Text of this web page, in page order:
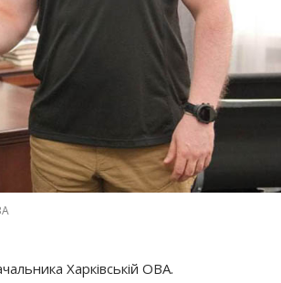
Харківській ОВА.